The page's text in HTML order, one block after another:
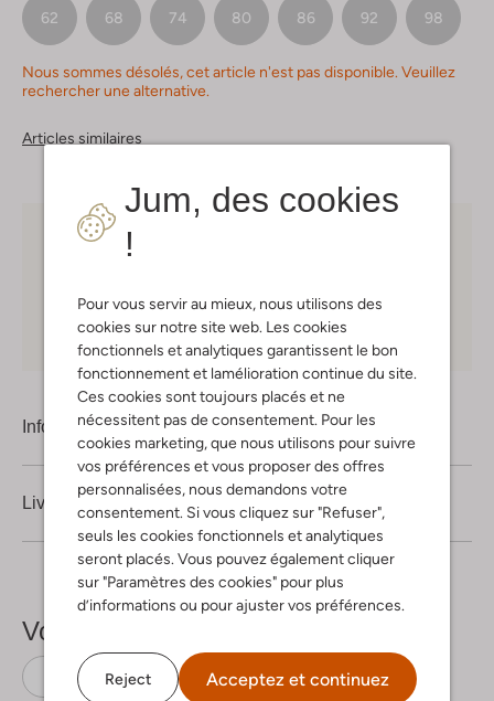
Jum, des cookies
!
Pour vous servir au mieux, nous utilisons des
cookies sur notre site web. Les cookies
fonctionnels et analytiques garantissent le bon
fonctionnement et lamélioration continue du site.
Ces cookies sont toujours placés et ne
nécessitent pas de consentement. Pour les
cookies marketing, que nous utilisons pour suivre
vos préférences et vous proposer des offres
personnalisées, nous demandons votre
consentement. Si vous cliquez sur "Refuser",
seuls les cookies fonctionnels et analytiques
seront placés. Vous pouvez également cliquer
sur "Paramètres des cookies" pour plus
d’informations ou pour ajuster vos préférences.
Reject Acceptez et continuez
62 68 74 80 86 92 98
Nous sommes désolés, cet article n'est pas disponible. Veuillez
rechercher une alternative.
Articles similaires
Choisissez vous-même votre moment de livraison
Shopping en ligne en toute sécurité
Information produit
Livraison & retours
Voir plus
Leggings Play Up Coton